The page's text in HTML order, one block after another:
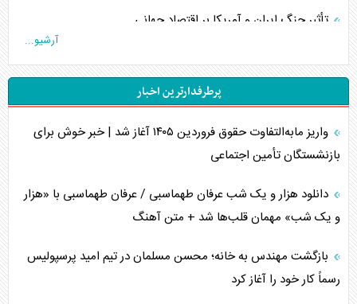
تأثیر جنگ ایران و آمریکا بر اقتصاد جهانی
اربعین، کابوس مشترک تل‌آویو-واشنگتن
برنامه هفتم توسعه در نقطه کور سیاستگذاری
اوکراین بازوی مخرب آمریکا در غرب آسیا
اهمیت راهبردی اردن برای آمریکا
پیام، ظرفیت بالفعل‌نشده تجارت ایران
آرشیو...
پرطرفدارترین اخبار
واریز مابه‌التفاوت حقوق فروردین ۱۴۰۵ آغاز شد | خبر خوش برای
بازنشستگان تأمین اجتماعی
دانلود هزار و یک شب عرفان طهماسبی / عرفان طهماسبی با «هزار
و یک شب» مهمان قلب‌ها شد + متن آهنگ
بازگشت مهندس به خانه؛ محسن مسلمان در تیم امید پرسپولیس
رسماً کار خود را آغاز کرد